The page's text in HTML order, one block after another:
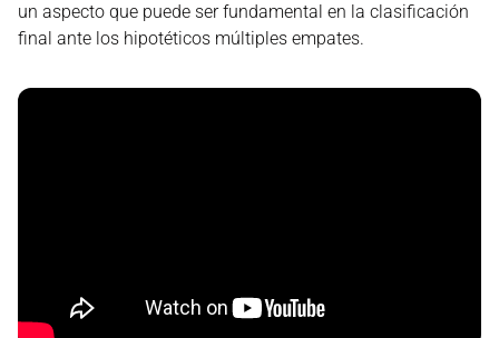
un aspecto que puede ser fundamental en la clasificación
final ante los hipotéticos múltiples empates.